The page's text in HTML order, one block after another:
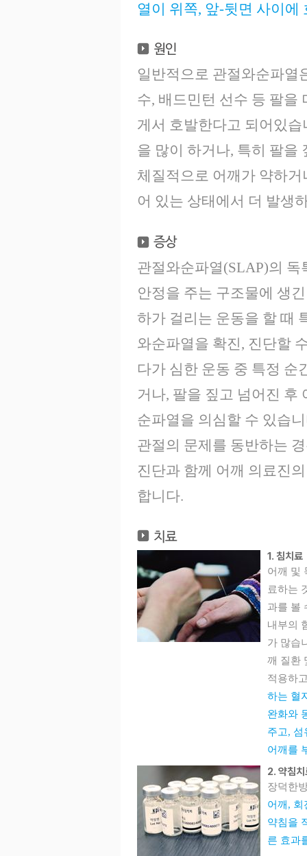
열이 위쪽, 앞-뒷면 사이에
일반적으로 관절와순파열
수, 배드민턴 선수 등 팔을
게서 호발한다고 되어있
을 많이 하거나, 특히 팔을
체질적으로 어깨가 약하
어 있는 상태에서 더 발생
관절와순파열(SLAP)의
안정을 주는 구조물에 생
하가 걸리는 운동을 할 때
와순파열을 확진, 진단할
다가 심한 운동 중 특정 순
거나, 팔을 짚고 넘어진 후
순파열을 의심할 수 있습
관절의 문제를 동반하는
진단과 함께 어깨 의료진
합니다.
1. 침치료
어깨 및
료하는
과를 볼
내부의
가 많습
깨 질환
적용하
하는 혈
완화와
주고, 섬
어깨를
2. 약침치
장덕한
어깨, 회
약침을
른 효과